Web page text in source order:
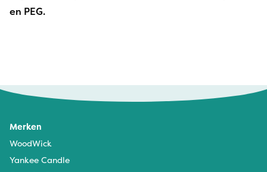
en PEG.
Merken
WoodWick
Yankee Candle